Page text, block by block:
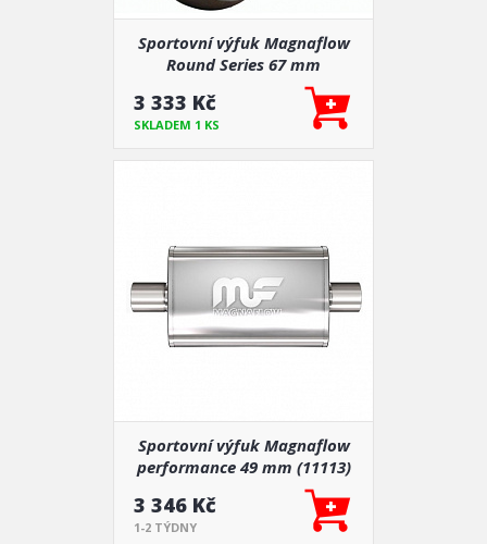
Sportovní výfuk Magnaflow
Round Series 67 mm
3 333 Kč
SKLADEM 1 KS
Sportovní výfuk Magnaflow
performance 49 mm (11113)
3 346 Kč
1-2 TÝDNY